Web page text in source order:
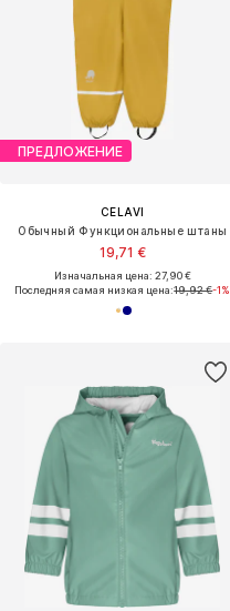
ПРЕДЛОЖЕНИЕ
CELAVI
Обычный Функциональные штаны
19,71 €
Изначальная цена: 27,90 €
Последняя самая низкая цена:19,92 €-1%